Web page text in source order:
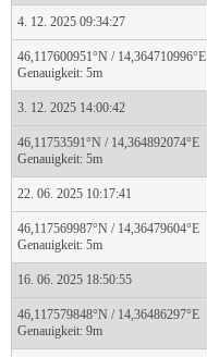
4. 12. 2025 09:34:27
46,117600951°N / 14,364710996°E
Genauigkeit: 5m
3. 12. 2025 14:00:42
46,11753591°N / 14,364892074°E
Genauigkeit: 5m
22. 06. 2025 10:17:41
46,117569987°N / 14,36479604°E
Genauigkeit: 5m
16. 06. 2025 18:50:55
46,117579848°N / 14,36486297°E
Genauigkeit: 9m